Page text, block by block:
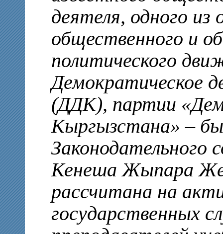
деятеля, одного из
общественного и
политического
Демократическое
(ДДК), партии
Кыргызстана» –
Законодательного
Кенеша Жыпара
рассчитана на
государственных